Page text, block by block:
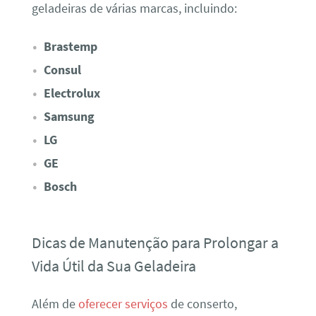
geladeiras de várias marcas, incluindo:
Brastemp
Consul
Electrolux
Samsung
LG
GE
Bosch
Dicas de Manutenção para Prolongar a
Vida Útil da Sua Geladeira
Além deoferecer serviços de conserto,